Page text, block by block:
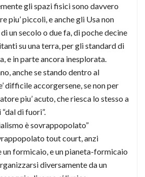
gli spazi fisici sono davvero
piu’ piccoli, e anche gli Usa non
un secolo o due fa, di poche decine
su una terra, per gli standard di
e in parte ancora inesplorata.
anche se stando dentro al
difficile accorgersene, se non per
piu’ acuto, che riesca lo stesso a
di fuori”.
è sovrappopolato”
tout court, anzi
formicaio, e un pianeta-formicaio
diversamente da un